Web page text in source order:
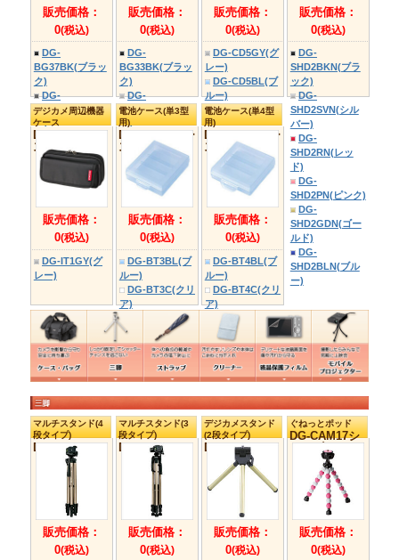
(レッド&ブラウ
ン)
販売価格：
0(税込)
DG-
SBG06BK(ブラ
ック)
DG-
SBG06GY(グレ
ー)
DG-
SBG06P(ピンク)
販売価格：
0(税込)
DG-
SBG08BK(ブラ
ック)
ビデオカメラケース
ビデオカメラケー
ス(Mサイズ)
DG-DV06シリ
ーズ
ビデオカメラケー
ス(Sサイズ)
DG-DV07シリ
ーズ